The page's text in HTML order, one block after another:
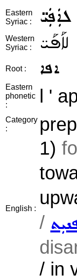
Eastern
Syriac :
ܠܐܲܦܲܝ̈
Western
Syriac :
ܠܐܰܦܰܝ̈
Root : ܐܦܐ
Eastern
phonetic
:
l '
Category
:
English :
1)
/
/ in